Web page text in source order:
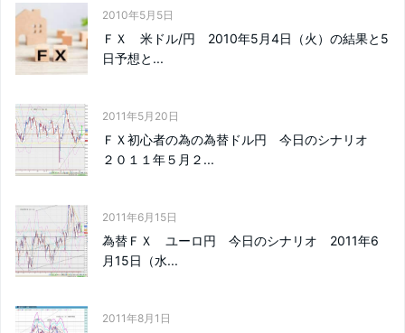
2010年5月5日
ＦＸ 米ドル/円 2010年5月4日（火）の結果と5
日予想と...
2011年5月20日
ＦＸ初心者の為の為替ドル円 今日のシナリオ
２０１１年５月２...
2011年6月15日
為替ＦＸ ユーロ円 今日のシナリオ 2011年6
月15日（水...
2011年8月1日